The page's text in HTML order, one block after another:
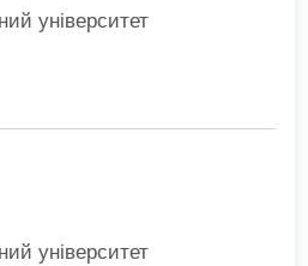
університет
університет